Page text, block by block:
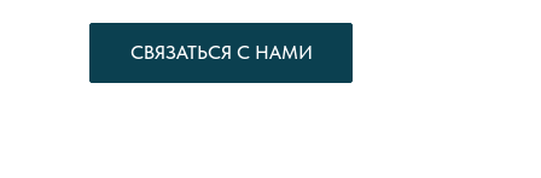
СВЯЗАТЬСЯ С НАМИ